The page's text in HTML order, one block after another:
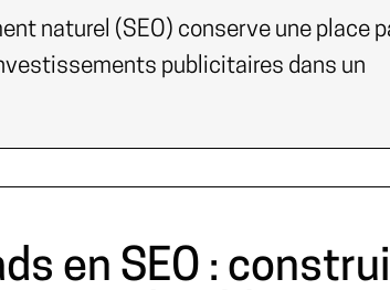
naturel (SEO) conserve une place
publicitaires dans un
en SEO :